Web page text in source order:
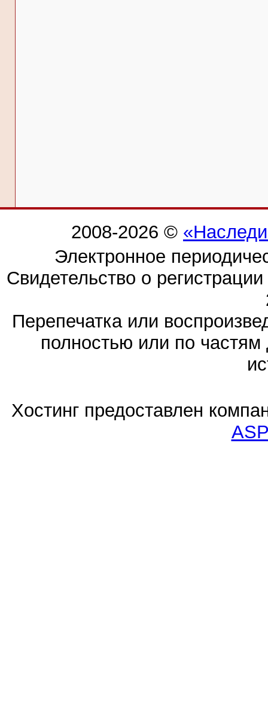
2008-2026 ©
Электронное
Свидетельство о
Перепечатка или
полностью или по частям
Хостинг предоставлен